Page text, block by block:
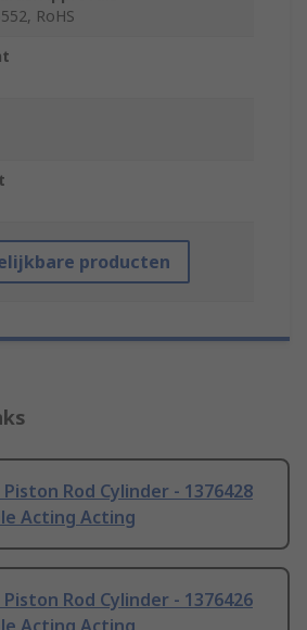
RoHS
producten
Rod Cylinder - 1376428
Acting Acting
Rod Cylinder - 1376426